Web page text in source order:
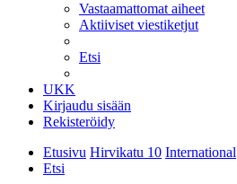
Vastaamattomat aiheet
Aktiiviset viestiketjut
Etsi
UKK
Kirjaudu sisään
Rekisteröidy
Etusivu Hirvikatu 10 International
Etsi